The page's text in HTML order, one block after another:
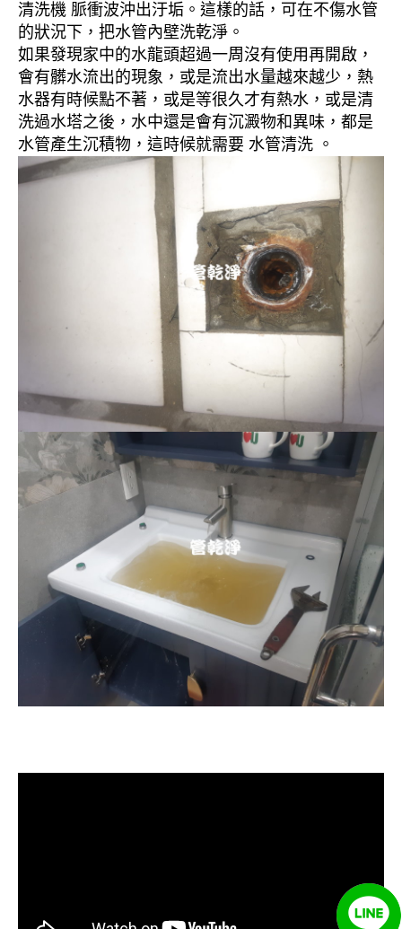
清洗機 脈衝波沖出汙垢。這樣的話，可在不傷水管
的狀況下，把水管內壁洗乾淨。
如果發現家中的水龍頭超過一周沒有使用再開啟，
會有髒水流出的現象，或是流出水量越來越少，熱
水器有時候點不著，或是等很久才有熱水，或是清
洗過水塔之後，水中還是會有沉澱物和異味，都是
水管產生沉積物，這時候就需要 水管清洗 。